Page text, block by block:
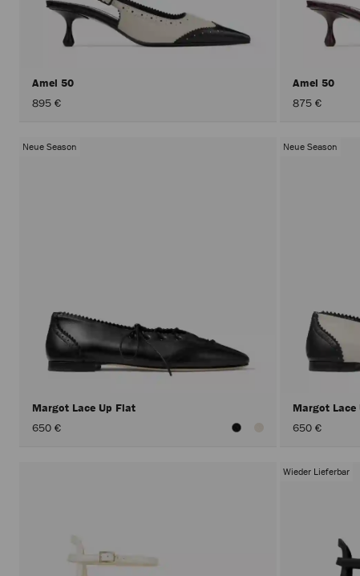
Amel 50
895 €
Amel 50
875 €
Neue Season
Margot Lace Up Flat
650 €
Neue Season
Margot Lace
650 €
Wieder Lieferbar